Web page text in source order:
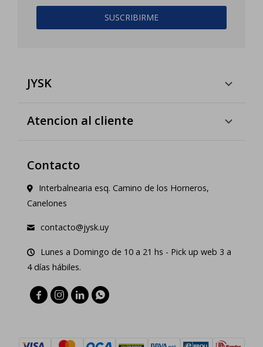
SUSCRIBIRME
JYSK
Atencion al cliente
Contacto
Interbalnearia esq. Camino de los Horneros,
Canelones
contacto@jysk.uy
Lunes a Domingo de 10 a 21 hs - Pick up web 3 a
4 días hábiles.
   